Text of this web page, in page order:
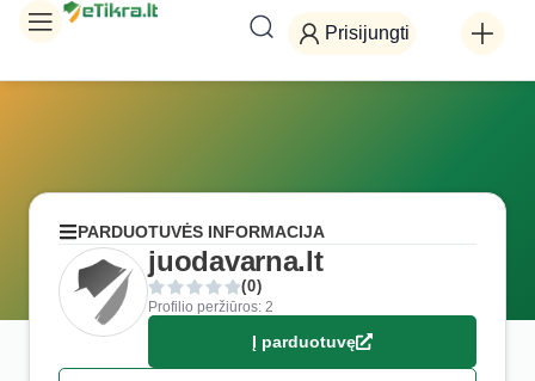
Prisijungti
PARDUOTUVĖS INFORMACIJA
juodavarna.lt
(0)
Profilio peržiūros: 2
Į parduotuvę